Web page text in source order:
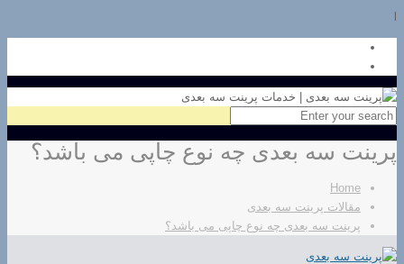
پرینت سه بعدی چه نوع چاپی می باشد؟
Home
مقالات پرینت سه بعدی
پرینت سه بعدی چه نوع چاپی می باشد؟